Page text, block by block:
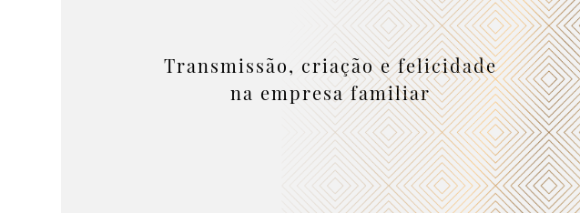
Transmissão, criação e felicidade
na empresa familiar